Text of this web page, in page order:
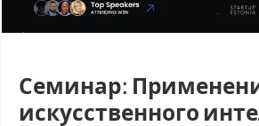
Семинар:
искусственного